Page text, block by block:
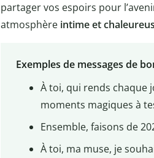
partager vos espoirs pour
atmosphère intime et
Exemples de messages de
À toi, qui rends chaque
moments magiques à
Ensemble, faisons de
À toi, ma muse, je